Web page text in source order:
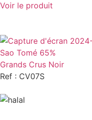
Voir le produit
Sao Tomé 65%
Grands Crus Noir
Ref : CV07S